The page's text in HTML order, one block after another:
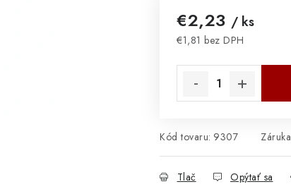
€2,23 / ks
€1,81 bez DPH
Kód tovaru: 9307 Záruka
Tlač Opýtať sa